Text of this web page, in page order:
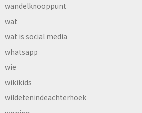
wandelknooppunt
wat
wat is social media
whatsapp
wie
wikikids
wildetenindeachterhoek